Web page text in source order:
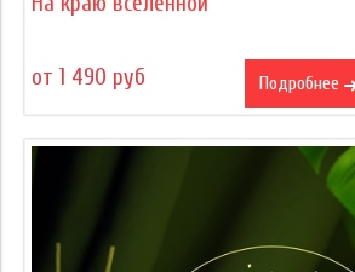
от 1 490 руб Подробнее